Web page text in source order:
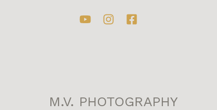
M.V. PHOTOGRAPHY